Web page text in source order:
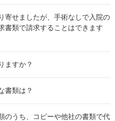
あんしん就業不能保障保険
保険料の支払いが困難なとき
子どもが独立・就職するとき
離婚するとき
ご病気・ご不幸があったとき
寄せましたが、手術なしで入院の
書類で請求することはできます
ますか？
書類は？
のうち、コピーや他社の書類で代